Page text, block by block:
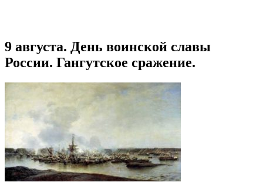
9 августа. День воинской славы
России. Гангутское сражение.